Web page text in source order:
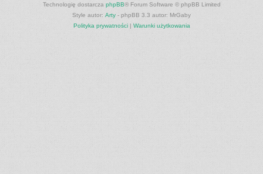
Technologię dostarcza phpBB® Forum Software © phpBB Limited
Style autor: Arty - phpBB 3.3 autor: MrGaby
Polityka prywatności| Warunki użytkowania